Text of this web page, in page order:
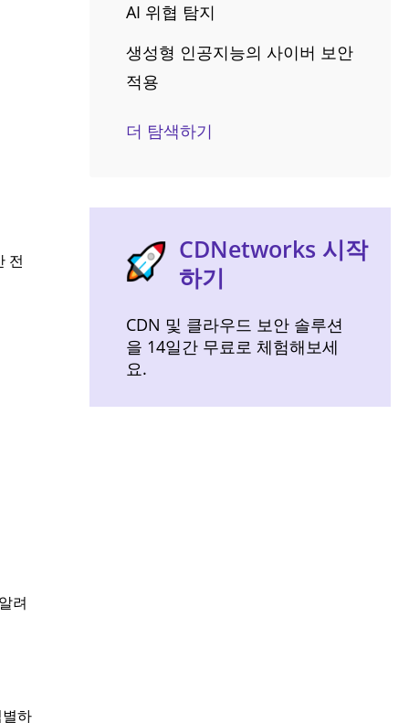
전
려
하
AI 위협 탐지
생성형 인공지능의 사이버 보안
적용
더 탐색하기
CDNetworks 시작
하기
CDN 및 클라우드 보안 솔루션
을 14일간 무료로 체험해보세
요.